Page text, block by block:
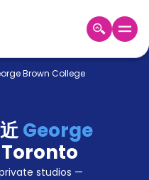
Brown College
George
Toronto
studios —